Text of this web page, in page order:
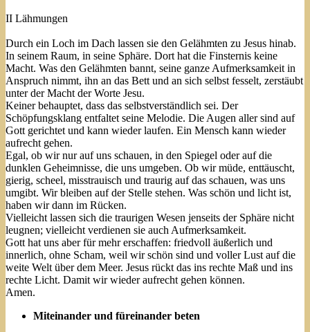
II Lähmungen
Durch ein Loch im Dach lassen sie den Gelähmten zu Jesus hinab.
In seinem Raum, in seine Sphäre. Dort hat die Finsternis keine
Macht. Was den Gelähmten bannt, seine ganze Aufmerksamkeit in
Anspruch nimmt, ihn an das Bett und an sich selbst fesselt, zerstäubt
unter der Macht der Worte Jesu.
Keiner behauptet, dass das selbstverständlich sei. Der
Schöpfungsklang entfaltet seine Melodie. Die Augen aller sind auf
Gott gerichtet und kann wieder laufen. Ein Mensch kann wieder
aufrecht gehen.
Egal, ob wir nur auf uns schauen, in den Spiegel oder auf die
dunklen Geheimnisse, die uns umgeben. Ob wir müde, enttäuscht,
gierig, scheel, misstrauisch und traurig auf das schauen, was uns
umgibt. Wir bleiben auf der Stelle stehen. Was schön und licht ist,
haben wir dann im Rücken.
Vielleicht lassen sich die traurigen Wesen jenseits der Sphäre nicht
leugnen; vielleicht verdienen sie auch Aufmerksamkeit.
Gott hat uns aber für mehr erschaffen: friedvoll äußerlich und
innerlich, ohne Scham, weil wir schön sind und voller Lust auf die
weite Welt über dem Meer. Jesus rückt das ins rechte Maß und ins
rechte Licht. Damit wir wieder aufrecht gehen können.
Amen.
Miteinander und füreinander beten